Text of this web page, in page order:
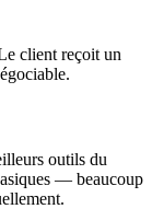
client reçoit un
outils du
— beaucoup